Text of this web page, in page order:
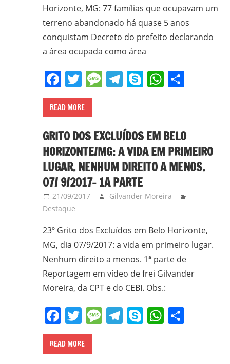
Horizonte, MG: 77 famílias que ocupavam um
terreno abandonado há quase 5 anos
conquistam Decreto do prefeito declarando
a área ocupada como área
Facebook
Twitter
Message
Telegram
SkypeShare
READ MORE
GRITO DOS EXCLUÍDOS EM BELO
HORIZONTE/MG: A VIDA EM PRIMEIRO
LUGAR. NENHUM DIREITO A MENOS.
07/ 9/2017- 1A PARTE
21/09/2017
Gilvander Moreira
Destaque
23º Grito dos Excluídos em Belo Horizonte,
MG, dia 07/9/2017: a vida em primeiro lugar.
Nenhum direito a menos. 1ª parte de
Reportagem em vídeo de frei Gilvander
Moreira, da CPT e do CEBI. Obs.:
Facebook
Twitter
Message
Telegram
SkypeShare
READ MORE